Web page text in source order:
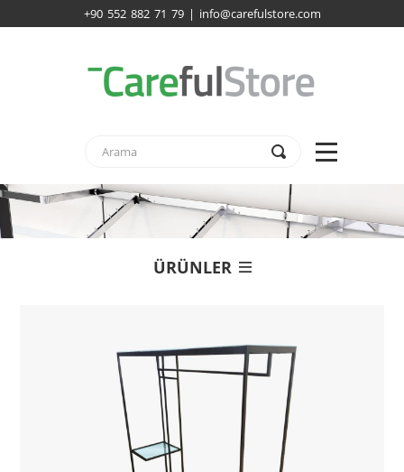
+90 552 882 71 79 | info@carefulstore.com
ÜRÜNLER